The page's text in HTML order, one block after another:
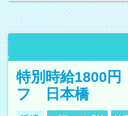
特別時給1800円
フ 日本橋